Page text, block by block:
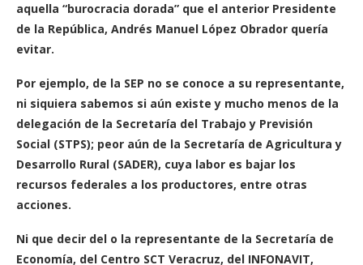
aquella “burocracia dorada” que el anterior Presidente
de la República, Andrés Manuel López Obrador quería
evitar.
Por ejemplo, de la SEP no se conoce a su representante,
ni siquiera sabemos si aún existe y mucho menos de la
delegación de la Secretaría del Trabajo y Previsión
Social (STPS); peor aún de la Secretaría de Agricultura y
Desarrollo Rural (SADER), cuya labor es bajar los
recursos federales a los productores, entre otras
acciones.
Ni que decir del o la representante de la Secretaría de
Economía, del Centro SCT Veracruz, del INFONAVIT,